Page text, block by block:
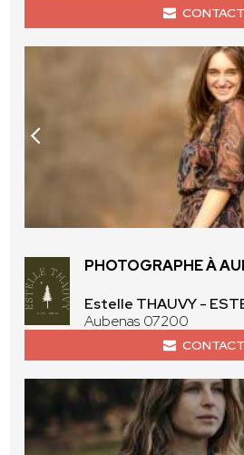
PHOTOGRAPHE À
Estelle THAUVY -
Aubenas 07200